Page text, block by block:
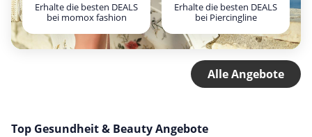
Erhalte die besten DEALS
bei momox fashion
Erhalte die besten DEALS
bei Piercingline
Alle Angebote
Top Gesundheit & Beauty Angebote